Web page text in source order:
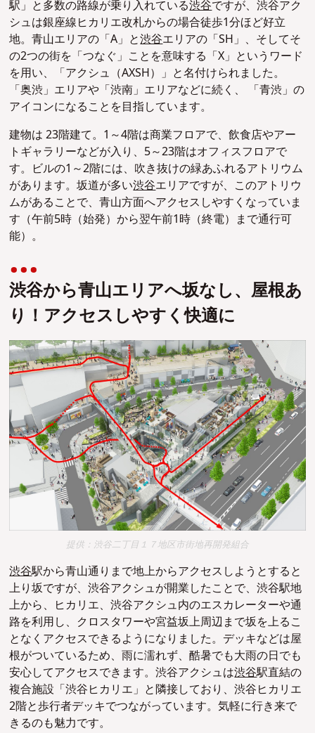
駅」と多数の路線が乗り入れている渋谷ですが、渋谷アク
シュは銀座線ヒカリエ改札からの場合徒歩1分ほど好立
地。青山エリアの「A」と渋谷エリアの「SH」、そしてそ
の2つの街を「つなぐ」ことを意味する「X」というワード
を用い、「アクシュ（AXSH）」と名付けられました。
「奥渋」エリアや「渋南」エリアなどに続く、 「青渋」の
アイコンになることを目指しています。
建物は 23階建て。1～4階は商業フロアで、飲食店やアー
トギャラリーなどが入り、5～23階はオフィスフロアで
す。ビルの1～2階には、吹き抜けの緑あふれるアトリウム
があります。坂道が多い渋谷エリアですが、このアトリウ
ムがあることで、青山方面へアクセスしやすくなっていま
す（午前5時（始発）から翌午前1時（終電）まで通行可
能）。
渋谷から青山エリアへ坂なし、屋根あ
り！アクセスしやすく快適に
提供：渋谷二丁目１７地区市街地再開発組合
渋谷駅から青山通りまで地上からアクセスしようとすると
上り坂ですが、渋谷アクシュが開業したことで、渋谷駅地
上から、ヒカリエ、渋谷アクシュ内のエスカレーターや通
路を利用し、クロスタワーや宮益坂上周辺まで坂を上るこ
となくアクセスできるようになりました。デッキなどは屋
根がついているため、雨に濡れず、酷暑でも大雨の日でも
安心してアクセスできます。渋谷アクシュは渋谷駅直結の
複合施設「渋谷ヒカリエ」と隣接しており、渋谷ヒカリエ
2階と歩行者デッキでつながっています。気軽に行き来で
きるのも魅力です。